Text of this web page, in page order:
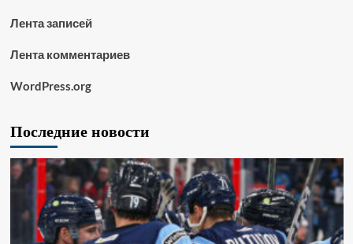
Лента записей
Лента комментариев
WordPress.org
Последние новости